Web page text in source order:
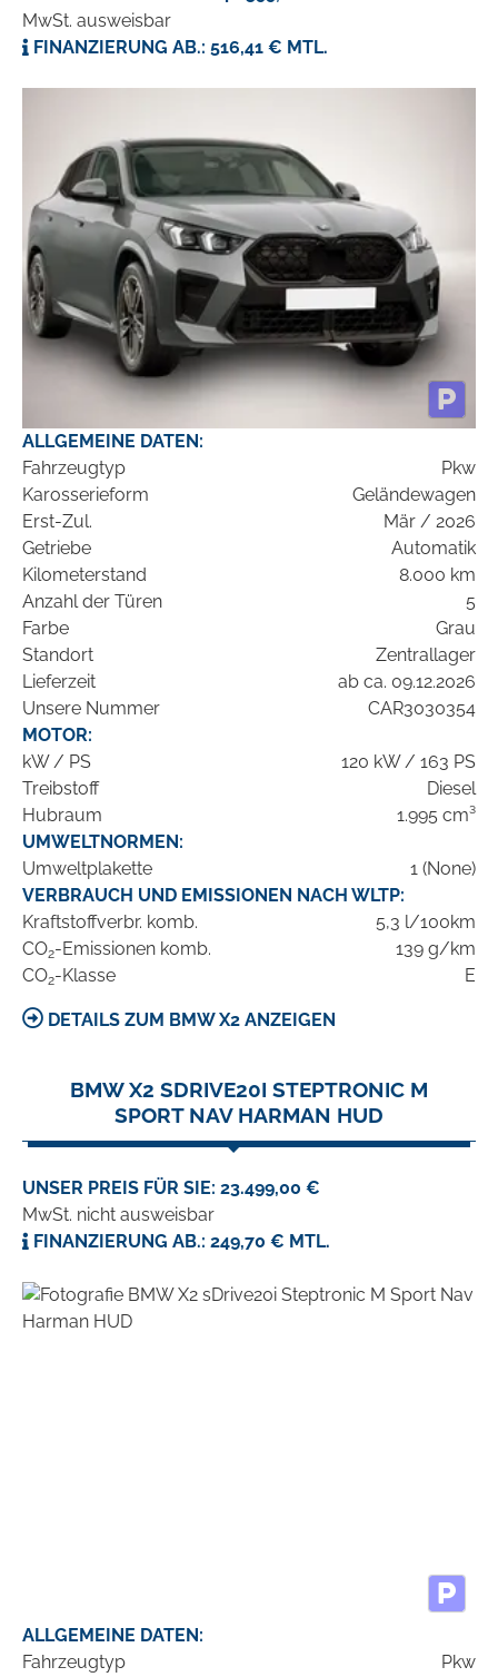
MwSt. ausweisbar
FINANZIERUNG AB.: 516,41 € MTL.
ALLGEMEINE DATEN:
Fahrzeugtyp
Pkw
Karosserieform
Geländewagen
Erst-Zul.
Mär / 2026
Getriebe
Automatik
Kilometerstand
8.000 km
Anzahl der Türen
5
Farbe
Grau
Standort
Zentrallager
Lieferzeit
ab ca. 09.12.2026
Unsere Nummer
CAR3030354
MOTOR:
kW / PS
120 kW / 163 PS
Treibstoff
Diesel
Hubraum
1.995 cm³
UMWELTNORMEN:
Umweltplakette
1 (None)
VERBRAUCH UND EMISSIONEN NACH WLTP:
Kraftstoffverbr. komb.
5,3 l/100km
CO2-Emissionen komb.
139 g/km
CO2-Klasse E
DETAILS ZUM BMW X2 ANZEIGEN
BMW X2 SDRIVE20I STEPTRONIC M
SPORT NAV HARMAN HUD
UNSER PREIS FÜR SIE: 23.499,00 €
MwSt. nicht ausweisbar
FINANZIERUNG AB.: 249,70 € MTL.
ALLGEMEINE DATEN:
Fahrzeugtyp
Pkw